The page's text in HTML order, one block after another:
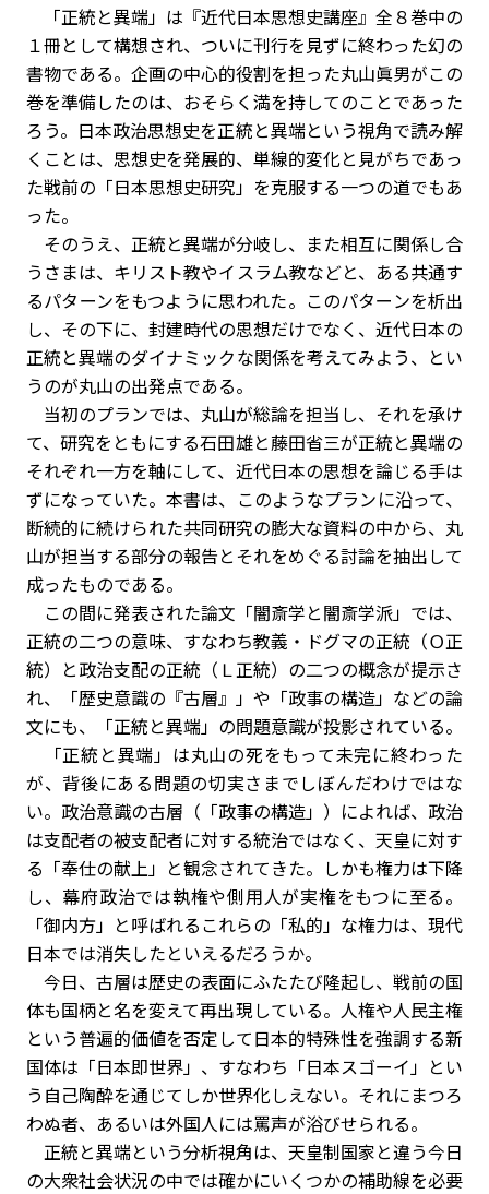
「正統と異端」は『近代日本思想史講座』全８巻中の
１冊として構想され、ついに刊行を見ずに終わった幻の
書物である。企画の中心的役割を担った丸山眞男がこの
巻を準備したのは、おそらく満を持してのことであった
ろう。日本政治思想史を正統と異端という視角で読み解
くことは、思想史を発展的、単線的変化と見がちであっ
た戦前の「日本思想史研究」を克服する一つの道でもあ
った。
そのうえ、正統と異端が分岐し、また相互に関係し合
うさまは、キリスト教やイスラム教などと、ある共通す
るパターンをもつように思われた。このパターンを析出
し、その下に、封建時代の思想だけでなく、近代日本の
正統と異端のダイナミックな関係を考えてみよう、とい
うのが丸山の出発点である。
当初のプランでは、丸山が総論を担当し、それを承け
て、研究をともにする石田雄と藤田省三が正統と異端の
それぞれ一方を軸にして、近代日本の思想を論じる手は
ずになっていた。本書は、このようなプランに沿って、
断続的に続けられた共同研究の膨大な資料の中から、丸
山が担当する部分の報告とそれをめぐる討論を抽出して
成ったものである。
この間に発表された論文「闇斎学と闇斎学派」では、
正統の二つの意味、すなわち教義・ドグマの正統（Ｏ正
統）と政治支配の正統（Ｌ正統）の二つの概念が提示さ
れ、「歴史意識の『古層』」や「政事の構造」などの論
文にも、「正統と異端」の問題意識が投影されている。
「正統と異端」は丸山の死をもって未完に終わった
が、背後にある問題の切実さまでしぼんだわけではな
い。政治意識の古層（「政事の構造」）によれば、政治
は支配者の被支配者に対する統治ではなく、天皇に対す
る「奉仕の献上」と観念されてきた。しかも権力は下降
し、幕府政治では執権や側用人が実権をもつに至る。
「御内方」と呼ばれるこれらの「私的」な権力は、現代
日本では消失したといえるだろうか。
今日、古層は歴史の表面にふたたび隆起し、戦前の国
体も国柄と名を変えて再出現している。人権や人民主権
という普遍的価値を否定して日本的特殊性を強調する新
国体は「日本即世界」、すなわち「日本スゴーイ」とい
う自己陶酔を通じてしか世界化しえない。それにまつろ
わぬ者、あるいは外国人には罵声が浴びせられる。
正統と異端という分析視角は、天皇制国家と違う今日
の大衆社会状況の中では確かにいくつかの補助線を必要